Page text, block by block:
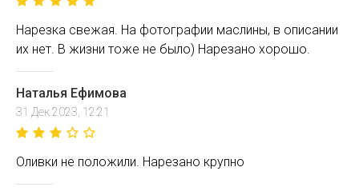
Нарезка свежая. На фотографии маслины, в описании
их нет. В жизни тоже не было) Нарезано хорошо.
Наталья Ефимова
31 Дек 2023, 12:21
Оливки не положили. Нарезано крупно